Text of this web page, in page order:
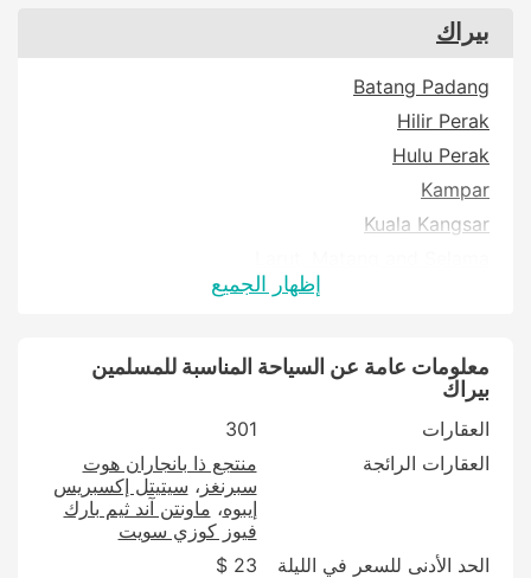
بيراك
Batang Padang
Hilir Perak
Hulu Perak
Kampar
Kuala Kangsar
إظهار الجميع
معلومات عامة عن السياحة المناسبة للمسلمين
بيراك
العقارات
301
العقارات الرائجة
منتجع ذا بانجاران هوت
سبرنغز
سيتيتل إكسبريس
إيبوه ماونتن آند ثيم بارك
فيوز كوزي سويت
الحد الأدنى للسعر في الليلة
23 $